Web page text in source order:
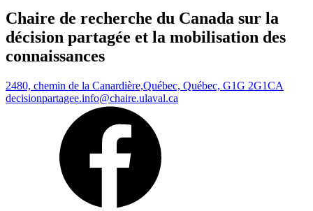
Chaire de recherche du Canada sur la
décision partagée et la mobilisation des
connaissances
2480, chemin de la Canardière,Québec, Québec, G1G 2G1CA
decisionpartagee.info@chaire.ulaval.ca